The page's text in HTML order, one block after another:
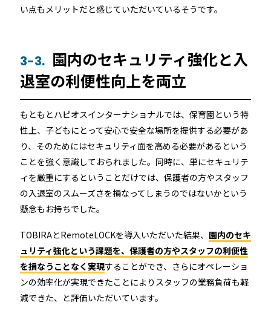
い点もメリットだと感じていただいているそうです。
3-3. 園内のセキュリティ強化と入
退室の利便性向上を両立
もともとハピオスインターナショナルでは、保育園という特
性上、子どもにとって安心で安全な場所を提供する必要があ
り、そのためにはセキュリティ面を高める必要があるという
ことを強く意識しておられました。同時に、単にセキュリテ
ィを厳重にするということだけでは、保護者の方やスタッフ
の入退室のスムーズさを損なってしまうのではないかという
懸念もお持ちでした。
TOBIRAとRemoteLOCKを導入いただいた結果、 園内のセキ
ュリティ強化という課題を、保護者の方やスタッフの利便性
を損なうことなく実現することができ、さらにオペレーショ
ンの効率化が実現できたことによりスタッフの業務負荷も軽
減できた、と評価いただいています。